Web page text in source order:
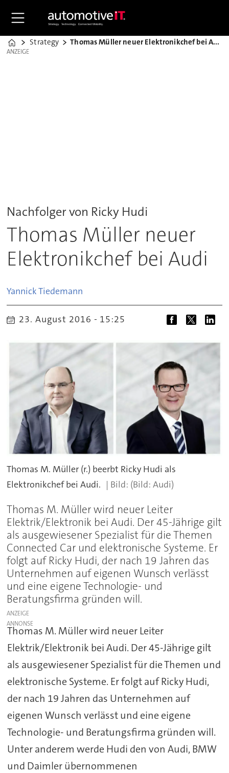
Home
Strategy Thomas Müller neuer Elektronikchef bei Audi
ANZEIGE
ANZEIGE
Nachfolger von Ricky Hudi
Thomas Müller neuer
Elektronikchef bei Audi
YannickTiedemann
23. August 2016 - 15:25
Thomas M. Müller (r.) beerbt Ricky Hudi als
Elektronikchef bei Audi.
(Bild: Audi)
Thomas M. Müller wird neuer Leiter
Elektrik/Elektronik bei Audi. Der 45-Jährige gilt
als ausgewiesener Spezialist für die Themen
Connected Car und elektronische Systeme. Er
folgt auf Ricky Hudi, der nach 19 Jahren das
Unternehmen auf eigenen Wunsch verlässt
und eine eigene Technologie- und
Beratungsfirma gründen will.
ANZEIGE
Thomas M. Müller wird neuer Leiter
Elektrik/Elektronik bei Audi. Der 45-Jährige gilt
als ausgewiesener Spezialist für die Themen und
elektronische Systeme. Er folgt auf Ricky Hudi,
der nach 19 Jahren das Unternehmen auf
eigenen Wunsch verlässt und eine eigene
Technologie- und Beratungsfirma gründen will.
Unter anderem werde Hudi den von Audi, BMW
und Daimler übernommenen